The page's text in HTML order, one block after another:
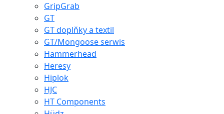
GripGrab
GT
GT doplňky a textil
GT/Mongoose serwis
Hammerhead
Heresy
Hiplok
HJC
HT Components